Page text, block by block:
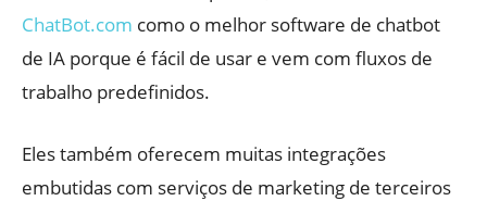
ChatBot.com como o melhor software de chatbot
de IA porque é fácil de usar e vem com fluxos de
trabalho predefinidos.
Eles também oferecem muitas integrações
embutidas com serviços de marketing de terceiros